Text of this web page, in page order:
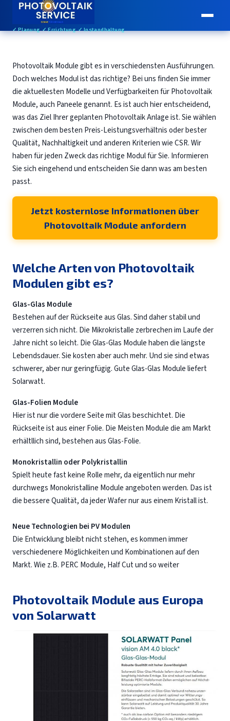
✓ Planung ✓ Errichtung ✓ Instandhaltung
Photovoltaik Module gibt es in verschiedensten Ausführungen.
Doch welches Modul ist das richtige? Bei uns finden Sie immer
die aktuellesten Modelle und Verfügbarkeiten für Photovoltaik
Module, auch Paneele genannt. Es ist auch hier entscheidend,
was das Ziel Ihrer geplanten Photovoltaik Anlage ist. Sie wählen
zwischen dem besten Preis-Leistungsverhältnis oder bester
Qualität, Nachhaltigkeit und anderen Kriterien wie CSR. Wir
haben für jeden Zweck das richtige Modul für Sie. Informieren
Sie sich eingehend und entscheiden Sie dann was am besten
passt.
Jetzt kosternlose Informationen über
Photovoltaik Module anfordern
Welche Arten von Photovoltaik
Modulen gibt es?
Glas-Glas Module
Bestehen auf der Rückseite aus Glas. Sind daher stabil und
verzerren sich nicht. Die Mikrokristalle zerbrechen im Laufe der
Jahre nicht so leicht. Die Glas-Glas Module haben die längste
Lebendsdauer. Sie kosten aber auch mehr. Und sie sind etwas
schwerer, aber nur geringfügig. Gute Glas-Glas Module liefert
Solarwatt.
Glas-Folien Module
Hier ist nur die vordere Seite mit Glas beschichtet. Die
Rückseite ist aus einer Folie. Die Meisten Module die am Markt
erhältllich sind, bestehen aus Glas-Folie.
Monokristallin oder Polykristallin
Spielt heute fast keine Rolle mehr, da eigentlich nur mehr
durchwegs Monokristalline Module angeboten werden. Das ist
die bessere Qualität, da jeder Wafer nur aus einem Kristall ist.
Neue Technologien bei PV Modulen
Die Entwicklung bleibt nicht stehen, es kommen immer
verschiedenere Möglichkeiten und Kombinationen auf den
Markt. Wie z.B. PERC Module, Half Cut und so weiter
Photovoltaik Module aus Europa
von Solarwatt